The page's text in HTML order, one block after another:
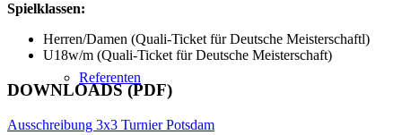
Referenten
Spielklassen:
Herren/Damen (Quali-Ticket für Deutsche Meisterschaftl)
U18w/m (Quali-Ticket für Deutsche Meisterschaft)
DOWNLOADS (PDF)
Ausschreibung 3x3 Turnier Potsdam